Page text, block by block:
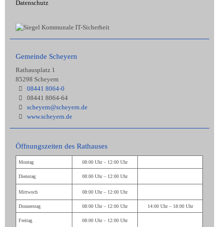
Datenschutz
Gemeinde Scheyern
Rathausplatz 1
85298 Scheyern
08441 8064-0
08441 8064-64
scheyern@scheyern.de
www.scheyern.de
Öffnungszeiten des Rathauses
Montag 08:00 Uhr – 12:00 Uhr
Dienstag 08:00 Uhr – 12:00 Uhr
Mittwoch 08:00 Uhr – 12:00 Uhr
Donnerstag 08:00 Uhr – 12:00 Uhr 14:00 Uhr – 18:00 Uhr
Freitag 08:00 Uhr – 12:00 Uhr